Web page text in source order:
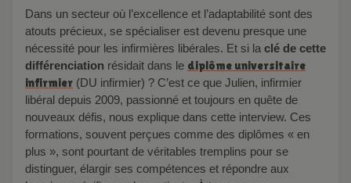
Dans un secteur où l’excellence et l’adaptabilité sont des
atouts précieux, se spécialiser est devenu presque une
nécessité pour les infirmières libérales. Et si laclé de cette
différenciation résidait dans le diplôme universitaire
infirmier (DU infirmier) ? C’est ce que Julien, infirmier
libéral depuis 2009, passionné et toujours en quête de
nouveaux défis, nous explique dans cette interview. Ces
formations, souvent perçues comme des diplômes « en
plus », sont pourtant de véritables tremplins pour se
distinguer, élargir ses compétences et répondre aux